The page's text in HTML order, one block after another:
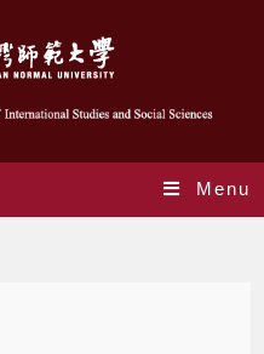
Menu